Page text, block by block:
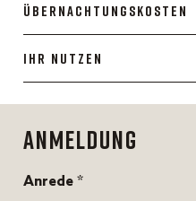
Übernachtungskosten
Ihr Nutzen
Anmeldung
Anrede *